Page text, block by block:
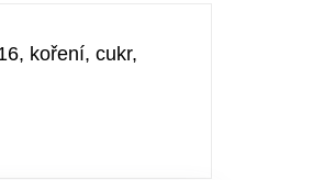
koření, cukr,